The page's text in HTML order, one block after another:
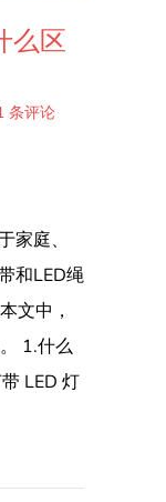
么区
条评论
家庭、
和LED绳
文中，
1.什么
LED 灯